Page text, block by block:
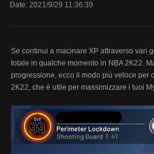
Date: 2021/9/29 11:36:39
Se continui a macinare XP attraverso vari
totale in qualche momento in NBA 2K22.
progressione, ecco il modo più veloce per
2K22, che è utile per massimizzare i tuoi